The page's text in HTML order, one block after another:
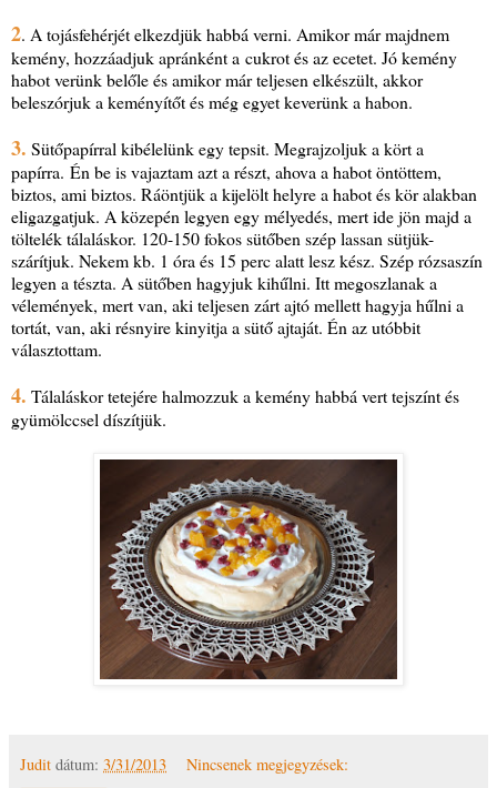
2. A tojásfehérjét elkezdjük habbá verni. Amikor már majdnem
kemény, hozzáadjuk apránként a cukrot és az ecetet. Jó kemény
habot verünk belőle és amikor már teljesen elkészült, akkor
beleszórjuk a keményítőt és még egyet keverünk a habon.
3. Sütőpapírral kibélelünk egy tepsit. Megrajzoljuk a kört a
papírra. Én be is vajaztam azt a részt, ahova a habot öntöttem,
biztos, ami biztos. Ráöntjük a kijelölt helyre a habot és kör alakban
eligazgatjuk. A közepén legyen egy mélyedés, mert ide jön majd a
töltelék tálaláskor. 120-150 fokos sütőben szép lassan sütjük-
szárítjuk. Nekem kb. 1 óra és 15 perc alatt lesz kész. Szép rózsaszín
legyen a tészta. A sütőben hagyjuk kihűlni. Itt megoszlanak a
vélemények, mert van, aki teljesen zárt ajtó mellett hagyja hűlni a
tortát, van, aki résnyire kinyitja a sütő ajtaját. Én az utóbbit
választottam.
4. Tálaláskor tetejére halmozzuk a kemény habbá vert tejszínt és
gyümölccsel díszítjük.
Judit dátum: 3/31/2013 Nincsenek megjegyzések: